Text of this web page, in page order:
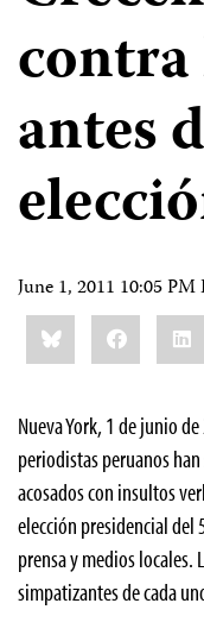
antes
June 1, 2011 10:05
Share
this:BlueskyFacebook
Nueva York, 1 de junio
periodistas peruanos
acosados con insultos
elección presidencial del
prensa y medios locales.
simpatizantes de cada